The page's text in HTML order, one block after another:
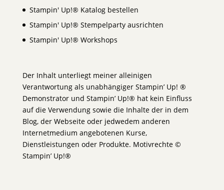
Stampin' Up!® Katalog bestellen
Stampin' Up!® Stempelparty ausrichten
Stampin' Up!® Workshops
Der Inhalt unterliegt meiner alleinigen
Verantwortung als unabhängiger Stampin’ Up! ®
Demonstrator und Stampin’ Up!® hat kein Einfluss
auf die Verwendung sowie die Inhalte der in dem
Blog, der Webseite oder jedwedem anderen
Internetmedium angebotenen Kurse,
Dienstleistungen oder Produkte. Motivrechte ©
Stampin’ Up!®